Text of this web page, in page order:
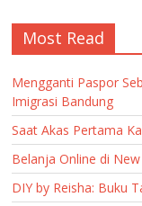
Most Read
Mengganti Paspor
Imigrasi Bandung
Saat Akas Pertama
Belanja Online di
DIY by Reisha: Buku